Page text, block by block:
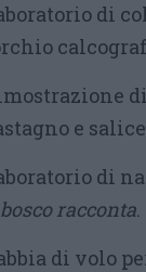
di
e
di
racconta.
di volo